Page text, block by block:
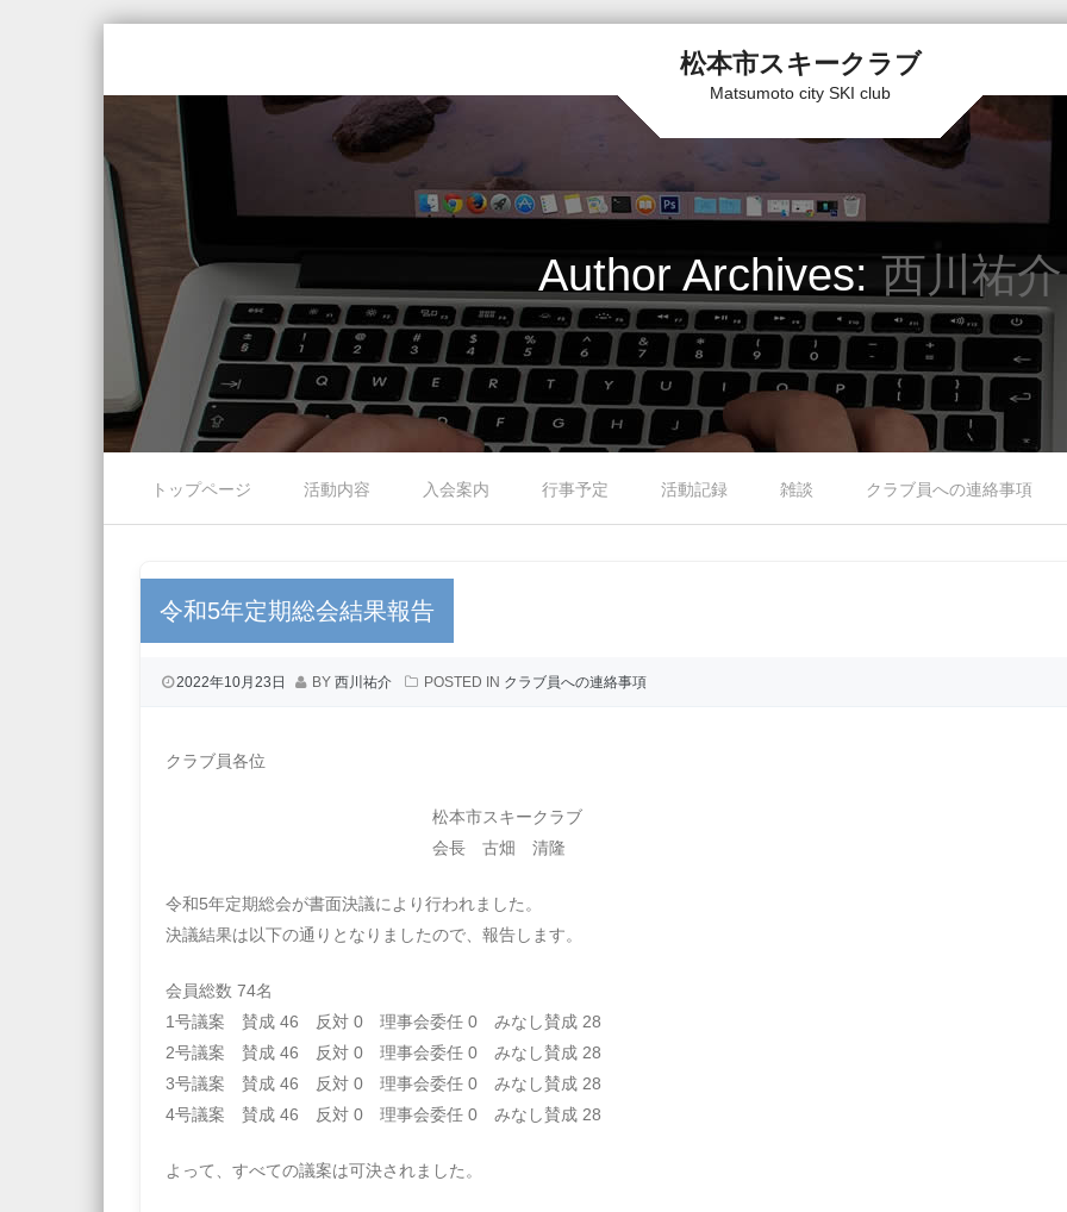
松本市スキークラブ
Matsumoto city SKI club
Author Archives: 西川祐介
Menuトップページ
活動内容 入会案内 行事予定 活動記録 雑談 クラブ員への連絡事項
令和5年定期総会結果報告
2022年10月23日 BY 西川祐介 POSTED IN クラブ員への連絡事項
クラブ員各位
松本市スキークラブ
会長 古畑 清隆
令和5年定期総会が書面決議により行われました。
決議結果は以下の通りとなりましたので、報告します。
会員総数 74名
1号議案 賛成 46 反対 0 理事会委任 0 みなし賛成 28
2号議案 賛成 46 反対 0 理事会委任 0 みなし賛成 28
3号議案 賛成 46 反対 0 理事会委任 0 みなし賛成 28
4号議案 賛成 46 反対 0 理事会委任 0 みなし賛成 28
よって、すべての議案は可決されました。